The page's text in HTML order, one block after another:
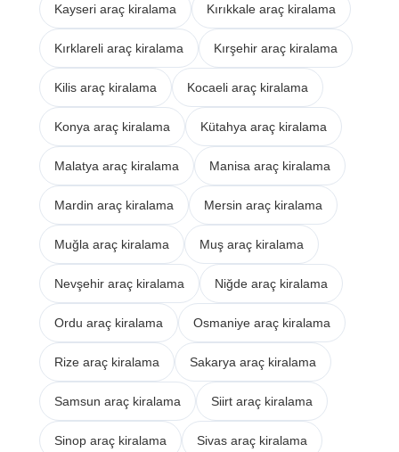
Kayseri araç kiralama Kırıkkale araç kiralama
Kırklareli araç kiralama Kırşehir araç kiralama
Kilis araç kiralama Kocaeli araç kiralama
Konya araç kiralama Kütahya araç kiralama
Malatya araç kiralama Manisa araç kiralama
Mardin araç kiralama Mersin araç kiralama
Muğla araç kiralama Muş araç kiralama
Nevşehir araç kiralama Niğde araç kiralama
Ordu araç kiralama Osmaniye araç kiralama
Rize araç kiralama Sakarya araç kiralama
Samsun araç kiralama Siirt araç kiralama
Sinop araç kiralama Sivas araç kiralama